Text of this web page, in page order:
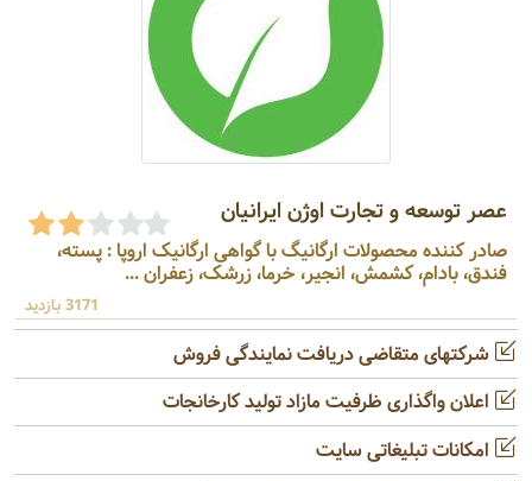
عصر توسعه و تجارت اوژن ایرانیان
صادر کننده محصولات ارگانیگ با گواهی ارگانیک اروپا : پسته،
فندق، بادام، کشمش، انجیر، خرما، زرشک، زعفران ...
3171 بازدید
شرکتهای متقاضی دریافت نمایندگی فروش
اعلان واگذاری ظرفیت مازاد تولید کارخانجات
امکانات تبلیغاتی سایت